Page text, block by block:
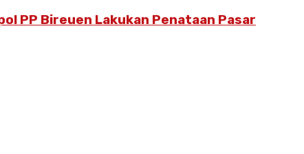
PP Bireuen Lakukan Penataan Pasar